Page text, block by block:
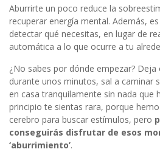
Aburrirte un poco reduce la
recuperar energía mental. Además,
detectar qué necesitas, en lugar de
automática a lo que ocurre a tu
¿No sabes por dónde empezar?
durante unos minutos, sal a caminar
en casa tranquilamente sin nada que
principio te sientas rara, porque
cerebro para buscar estímulos, pero
conseguirás disfrutar de esos
‘aburrimiento’.